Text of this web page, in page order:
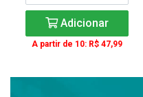
Adicionar
A partir de 10: R$ 47,99